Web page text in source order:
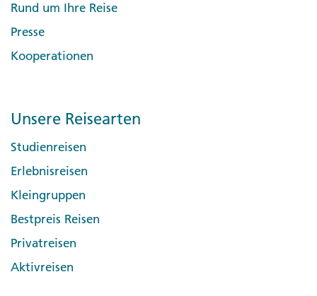
Rund um Ihre Reise
Presse
Kooperationen
Unsere Reisearten
Studienreisen
Erlebnisreisen
Kleingruppen
Bestpreis Reisen
Privatreisen
Aktivreisen